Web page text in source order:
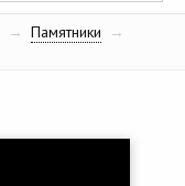
→ Памятники
→